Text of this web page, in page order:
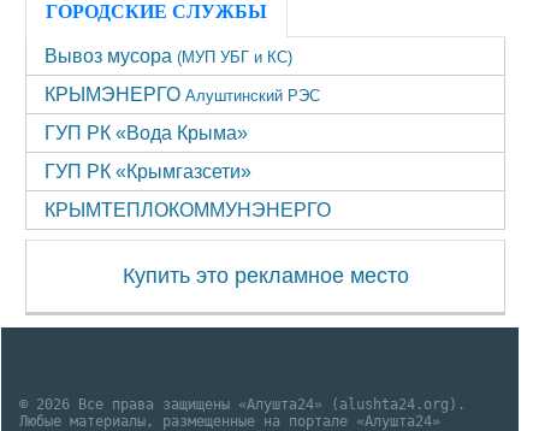
ГОРОДСКИЕ СЛУЖБЫ
Вывоз мусора (МУП УБГ и КС)
КРЫМЭНЕРГО Алуштинский РЭС
ГУП РК «Вода Крыма»
ГУП РК «Крымгазсети»
КРЫМТЕПЛОКОММУНЭНЕРГО
Купить это рекламное место
© 2026 Все права защищены «Алушта24» (alushta24.org).
Любые материалы, размещенные на портале «Алушта24»